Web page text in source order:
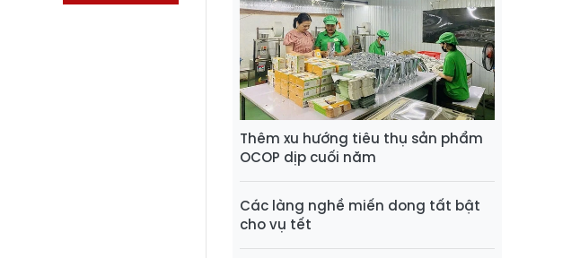
Thêm xu hướng tiêu thụ sản phẩm
OCOP dịp cuối năm
Các làng nghề miến dong tất bật
cho vụ tết